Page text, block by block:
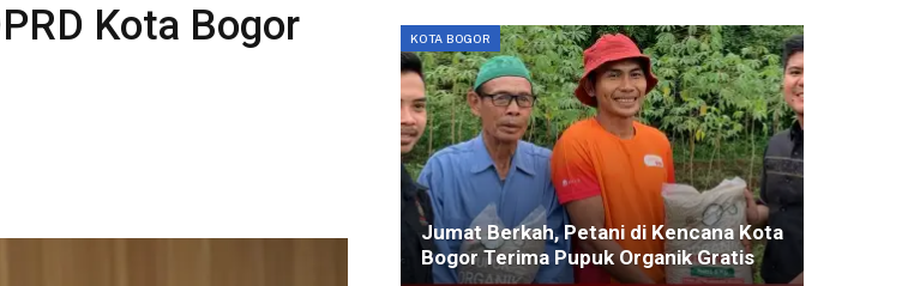
Kota Bogor
KOTA BOGOR
Jumat Berkah, Petani di Kencana Kota
Bogor Terima Pupuk Organik Gratis